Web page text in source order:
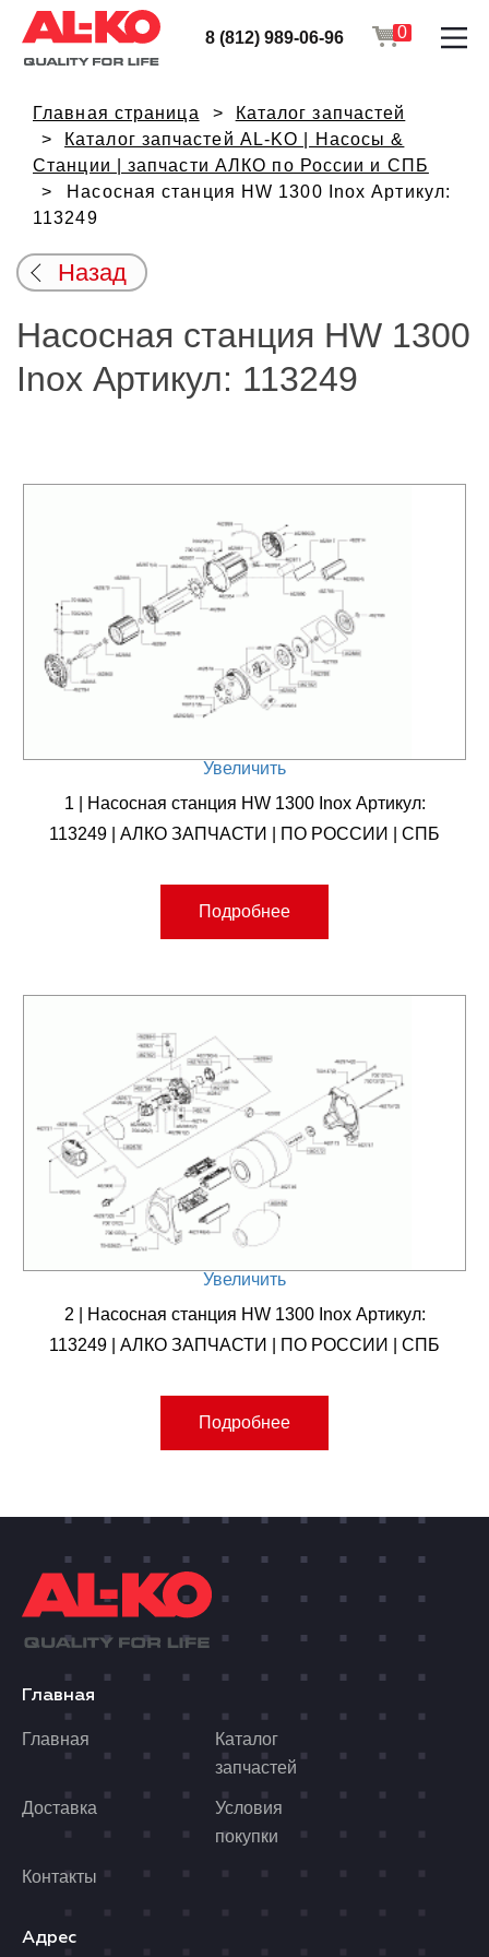
8 (812) 989-06-96 0
Главная страница
Каталог запчастей
Каталог запчастей AL-KO | Насосы &
Станции | запчасти АЛКО по России и СПБ
Насосная станция HW 1300 Inox Артикул:
113249
Назад
Насосная станция HW 1300
Inox Артикул: 113249
Увеличить
1 | Насосная станция HW 1300 Inox Артикул:
113249 | АЛКО ЗАПЧАСТИ | ПО РОССИИ | СПБ
Подробнее
Увеличить
2 | Насосная станция HW 1300 Inox Артикул:
113249 | АЛКО ЗАПЧАСТИ | ПО РОССИИ | СПБ
Подробнее
Главная
Главная
Каталог
запчастей
Доставка
Условия
покупки
Контакты
Адрес